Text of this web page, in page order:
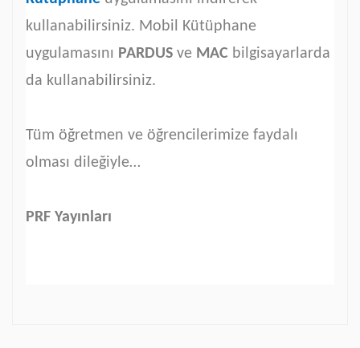
kullanabilirsiniz. Mobil Kütüphane
uygulamasını PARDUS ve MAC bilgisayarlarda
da kullanabilirsiniz.
Tüm öğretmen ve öğrencilerimize faydalı
olması dileğiyle…
PRF Yayınları